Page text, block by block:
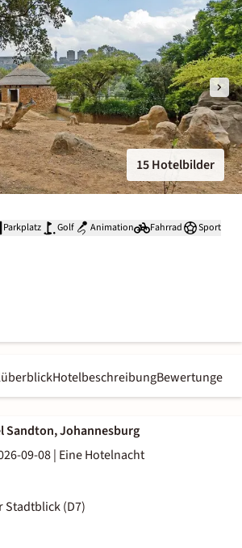
15 Hotelbilder
Parkplatz Golf Animation Fahrrad Sport
HotelbeschreibungBewertungen
Sandton, Johannesburg
09-08| Eine Hotelnacht
Stadtblick (D7)